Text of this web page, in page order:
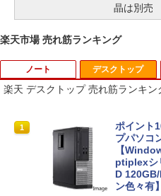
晶は別売
楽天市場 売れ筋ランキング
ノート デスクトップ
楽天 デスクトップ 売れ筋ランキン
1
ポイント
プパソコ
【
ptiplexシ
D
ン色々有】